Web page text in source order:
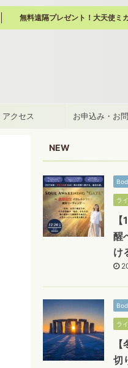
無料遠隔プレゼント！大天使ミ
アクセス お申込み・お
NEW
ラ
醒
け
ラ
切